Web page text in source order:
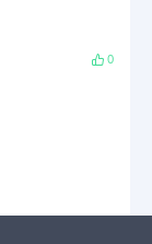
0